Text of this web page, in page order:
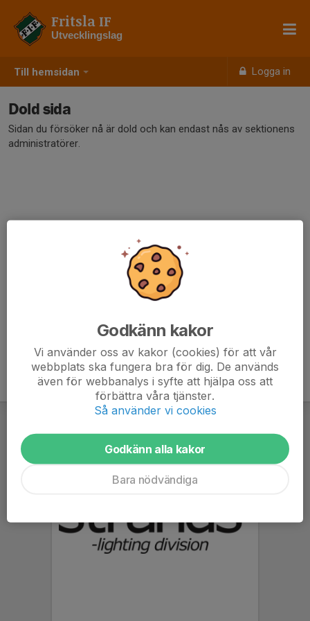
Till hemsidan Logga in
Fritsla IF
Utvecklingslag
Dold sida
Sidan du försöker nå är dold och kan endast nås av sektionens
administratörer.
Godkänn kakor
Vi använder oss av kakor (cookies) för att vår
webbplats ska fungera bra för dig. De används
även för webbanalys i syfte att hjälpa oss att
förbättra våra tjänster.
Så använder vi cookies
Godkänn alla kakor
Bara nödvändiga